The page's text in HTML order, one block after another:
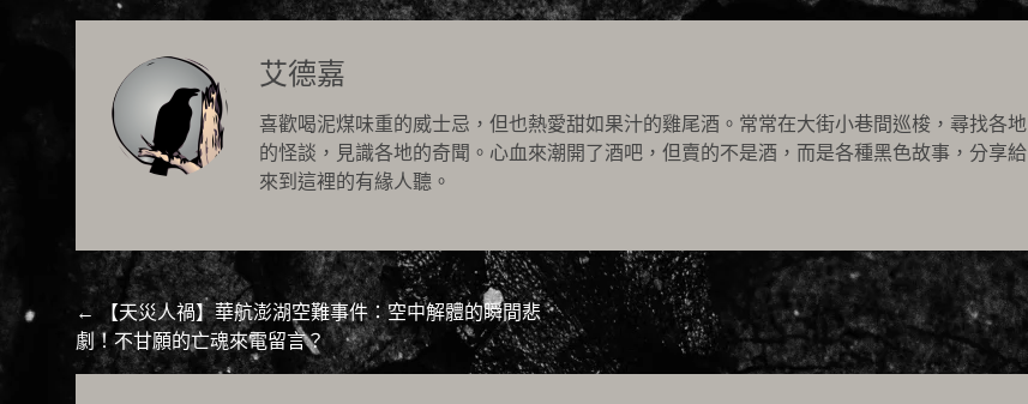
艾德嘉
喜歡喝泥煤味重的威士忌，但也熱愛甜如果汁的雞尾酒。常常在大街小巷間巡梭，尋找各地
的怪談，見識各地的奇聞。心血來潮開了酒吧，但賣的不是酒，而是各種黑色故事，分享給
來到這裡的有緣人聽。
Post
navigation
←
【天災人禍】華航澎湖空難事件：空中解體的瞬間悲
劇！不甘願的亡魂來電留言？